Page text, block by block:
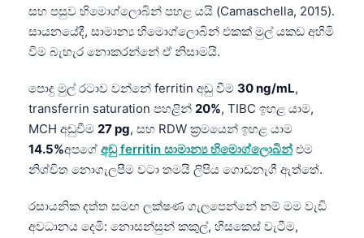
සහ පසුව හිමොග්ලොබින් පහළ යයි (Camaschella, 2015).
සායනයේදී, සාමාන්‍ය හිමොග්ලොබින් එකක් මුල් යකඩ අහිමි
වීම බැහැර නොකරන්නේ ඒ නිසාමයි.
පොදු මුල් රටාව වන්නේ ferritin අඩු වීම 30 ng/mL,
transferrin saturation පහළින් 20%, TIBC ඉහළ යාම,
MCH අඩුවීම 27 pg, සහ RDW ක්‍රමයෙන් ඉහළ යාම
14.5%අපගේ අඩු ferritin සාමාන්‍ය හිමොග්ලොබින් එම
නිශ්චිත නොගැලපීම වටා තමයි ලිපිය ගොඩනැගී ඇත්තේ.
රසායනික දත්ත සමඟ ලක්ෂණ ගැලපෙන්නේ නම් මම වැඩි
අවධානය දෙමි: නොසන්සුන් කකුල්, හිසකෙස් වැටීම,